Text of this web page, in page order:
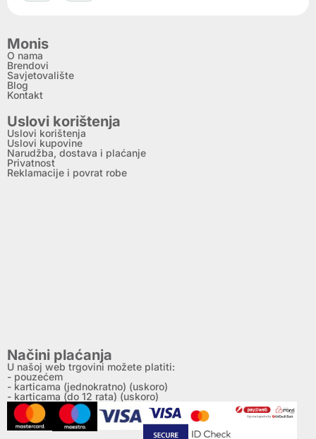
Monis
O nama
Brendovi
Savjetovalište
Blog
Kontakt
Uslovi korištenja
Uslovi korištenja
Uslovi kupovine
Narudžba, dostava i plaćanje
Privatnost
Reklamacije i povrat robe
Načini plaćanja
U našoj web trgovini možete platiti:
- pouzećem
- karticama (jednokratno) (uskoro)
- karticama (do 12 rata) (uskoro)